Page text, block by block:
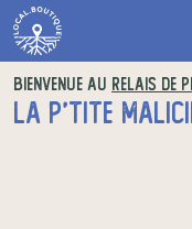
BIENVENUE AU RELAIS DE
LA P'TITE